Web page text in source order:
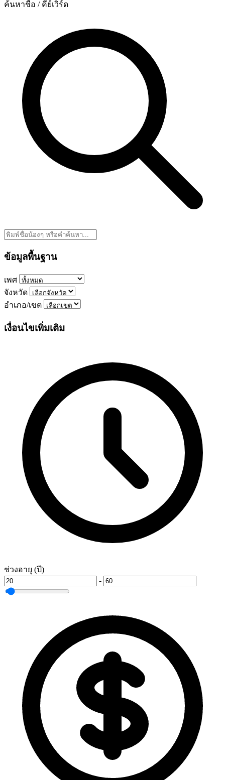
ค้นหาชื่อ / คีย์เวิร์ด
ข้อมูลพื้นฐาน
เพศ
จังหวัด
อำเภอ/เขต
เงื่อนไขเพิ่มเติม
ช่วงอายุ (ปี)
-